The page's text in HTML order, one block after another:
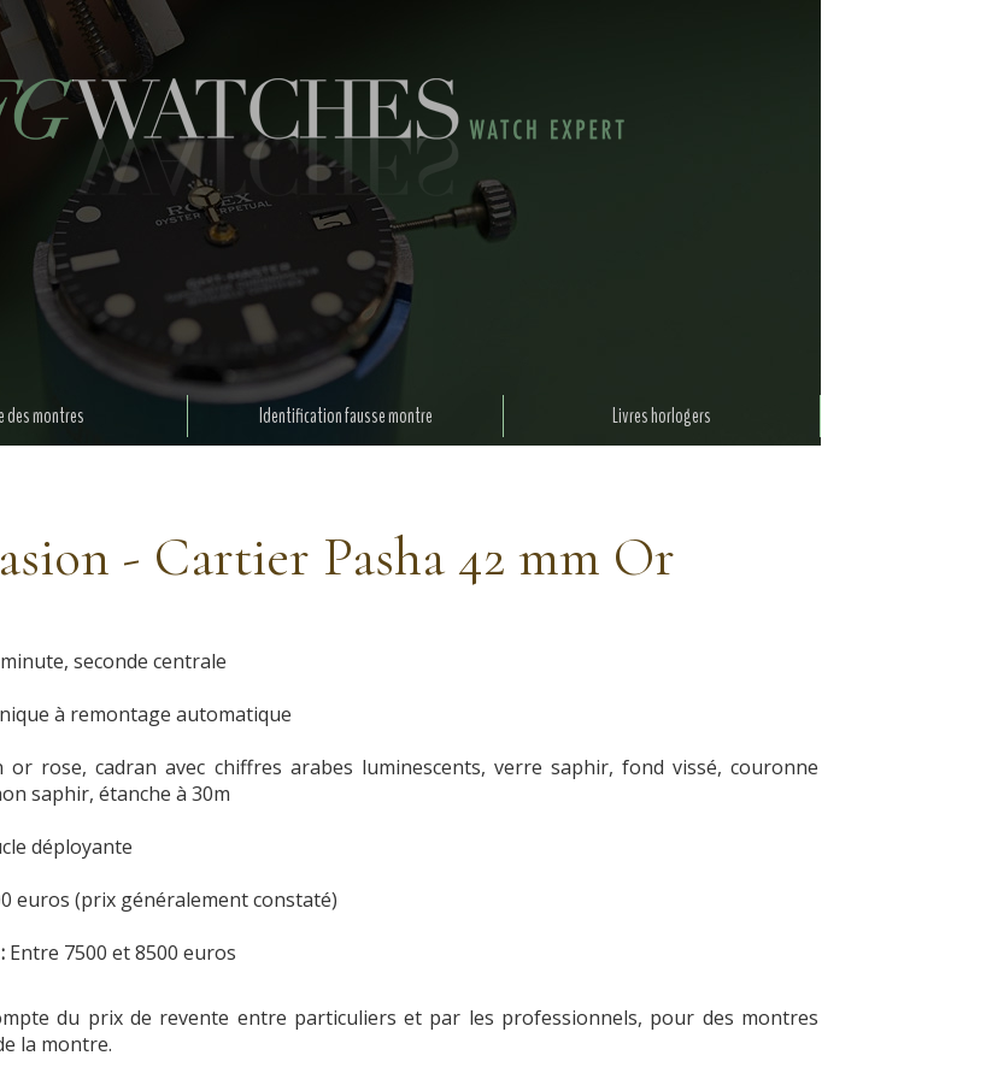
des montres Identification fausse montre Livres horlogers
- Cartier Pasha 42 mm Or
seconde centrale
à remontage automatique
or rose, cadran avec chiffres arabes luminescents, verre saphir, fond vissé, couronne
saphir, étanche à 30m
déployante
euros (prix généralement constaté)
Entre 7500 et 8500 euros
du prix de revente entre particuliers et par les professionnels, pour des montres
la montre.